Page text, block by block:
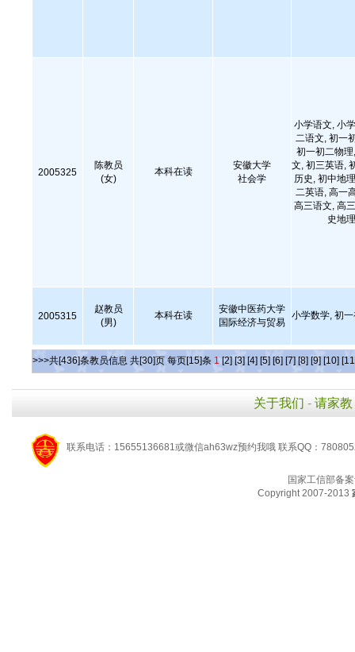
2005325
陈教员
(女)
本科在读
安徽大学
社会学
小学语文, 小
二语文, 初一
初一初二物
文, 初三英语,
历史, 初中地
二英语, 高一
高三语文, 高
史地
2005315
赵教员
(男)
本科在读
安徽中医药大学
国际经济与贸易
小学数学, 初
>>>共[436]条教员信息 共[30]页 每页[15]条 1 [2] [3] [4] [5] [6] [7] [8] [9] [10]
关于我们 - 请家教
联系电话：15655136681或微信ah63wz预约我哦 联系QQ：
国家工信部备
Copyright 2007-2013